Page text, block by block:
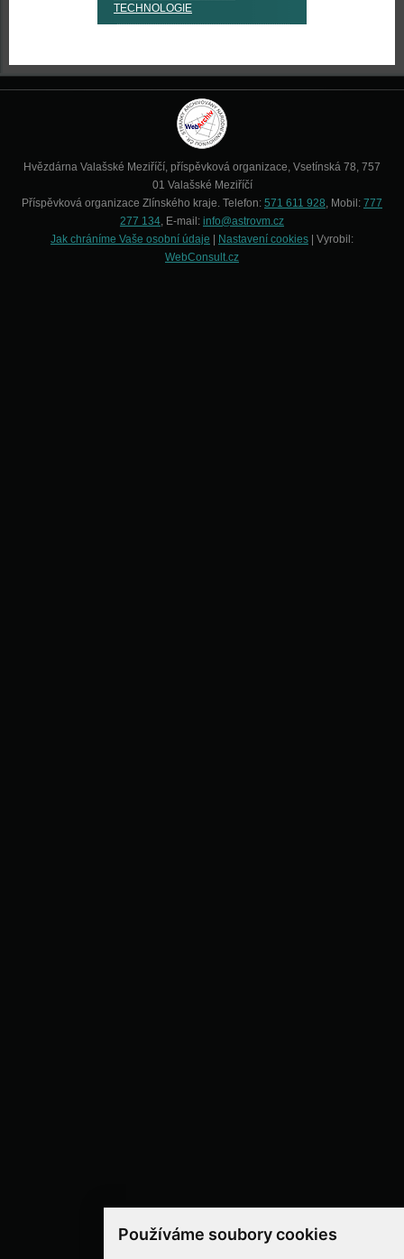
Používáme soubory cookies
TECHNOLOGIE
Hvězdárna Valašské Meziříčí, příspěvková organizace, Vsetínská 78, 757
01 Valašské Meziříčí
Příspěvková organizace Zlínského kraje. Telefon: 571 611 928, Mobil: 777
277 134, E-mail: info@astrovm.cz
Jak chráníme Vaše osobní údaje
Nastavení cookies | Vyrobil:
WebConsult.cz